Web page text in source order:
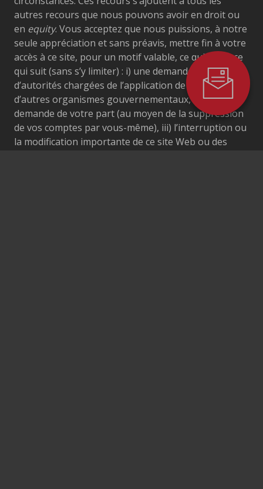
autres recours que nous pouvons avoir en droit ou
en equity. Vous acceptez que nous puissions, à notre
seule appréciation et sans préavis, mettre fin à votre
accès à ce site, pour un motif valable, ce qui inclut ce
qui suit (sans s’y limiter) : i) une demande de la part
d’autorités chargées de l’application de la loi ou
d’autres organismes gouvernementaux, ii) une
demande de votre part (au moyen de la suppression
de vos comptes par vous-même), iii) l’interruption ou
la modification importante de ce site Web ou des